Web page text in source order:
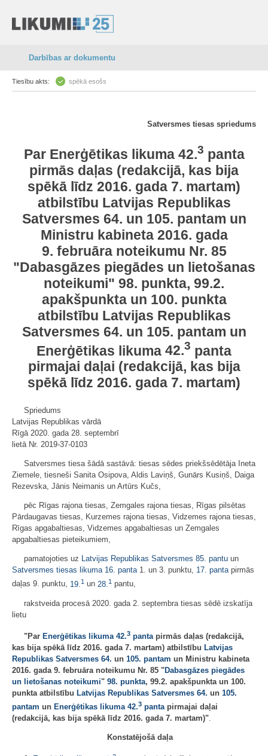
Darbības ar dokumentu
Tiesību akts: spēkā esošs
Satversmes tiesas spriedums
Par Enerģētikas likuma 42.3 panta
pirmās daļas (redakcijā, kas bija
spēkā līdz 2016. gada 7. martam)
atbilstību Latvijas Republikas
Satversmes 64. un 105. pantam un
Ministru kabineta 2016. gada
9. februāra noteikumu Nr. 85
"Dabasgāzes piegādes un lietošanas
noteikumi" 98. punkta, 99.2.
apakšpunkta un 100. punkta
atbilstību Latvijas Republikas
Satversmes 64. un 105. pantam un
Enerģētikas likuma 42.3 panta
pirmajai daļai (redakcijā, kas bija
spēkā līdz 2016. gada 7. martam)
Spriedums
Latvijas Republikas vārdā
Rīgā 2020. gada 28. septembrī
lietā Nr. 2019-37-0103
Satversmes tiesa šādā sastāvā: tiesas sēdes priekšsēdētāja Ineta
Ziemele, tiesneši Sanita Osipova, Aldis Laviņš, Gunārs Kusiņš, Daiga
Rezevska, Jānis Neimanis un Artūrs Kučs,
pēc Rīgas rajona tiesas, Zemgales rajona tiesas, Rīgas pilsētas
Pārdaugavas tiesas, Kurzemes rajona tiesas, Vidzemes rajona tiesas,
Rīgas apgabaltiesas, Vidzemes apgabaltiesas un Zemgales
apgabaltiesas pieteikumiem,
pamatojoties uz Latvijas Republikas Satversmes 85. pantu un
Satversmes tiesas likuma 16. panta1. un 3. punktu, 17. pantapirmās
daļas 9. punktu, 19. 1 un 28. 1 pantu,
rakstveida procesā 2020. gada 2. septembra tiesas sēdē izskatīja
lietu
"Par Enerģētikas likuma 42.3 panta pirmās daļas (redakcijā,
kas bija spēkā līdz 2016. gada 7. martam) atbilstību Latvijas
Republikas Satversmes 64. un 105. pantam un Ministru kabineta
2016. gada 9. februāra noteikumu Nr. 85 "Dabasgāzes piegādes
un lietošanas noteikumi" 98. punkta, 99.2. apakšpunkta un 100.
punkta atbilstību Latvijas Republikas Satversmes 64. un 105.
pantam un Enerģētikas likuma 42.3 pantapirmajai daļai
(redakcijā, kas bija spēkā līdz 2016. gada 7. martam)".
Konstatējošā daļa